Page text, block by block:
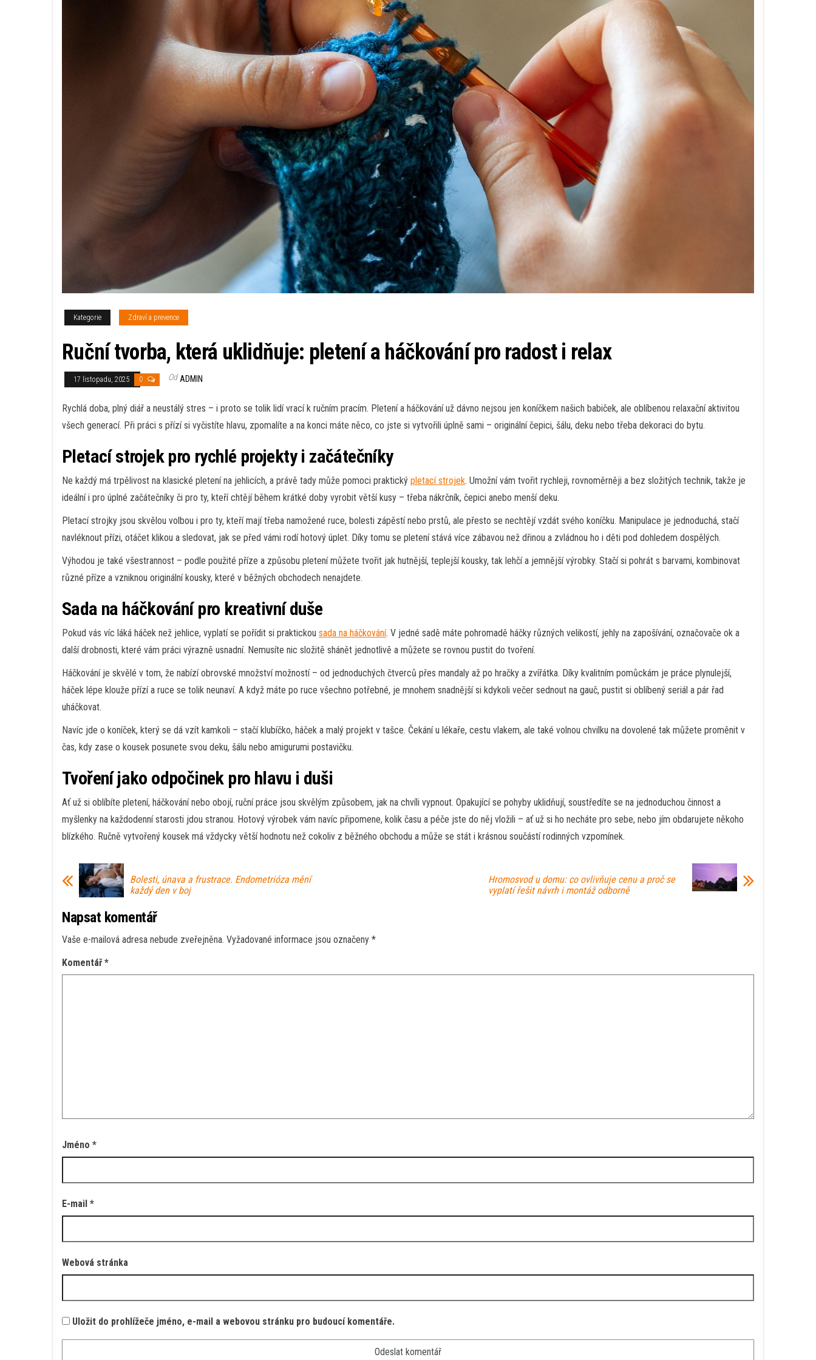
Kategorie Zdraví a prevence
Ruční tvorba, která uklidňuje: pletení a háčkování pro radost i relax
17 listopadu, 2025 0 Od ADMIN
Rychlá doba, plný diář a neustálý stres – i proto se tolik lidí vrací k ručním pracím. Pletení a háčkování už dávno nejsou jen koníčkem našich babiček, ale oblíbenou relaxační aktivitou
všech generací. Při práci s přízí si vyčistíte hlavu, zpomalíte a na konci máte něco, co jste si vytvořili úplně sami – originální čepici, šálu, deku nebo třeba dekoraci do bytu.
Pletací strojek pro rychlé projekty i začátečníky
Ne každý má trpělivost na klasické pletení na jehlicích, a právě tady může pomoci praktický pletací strojek. Umožní vám tvořit rychleji, rovnoměrněji a bez složitých technik, takže je
ideální i pro úplné začátečníky či pro ty, kteří chtějí během krátké doby vyrobit větší kusy – třeba nákrčník, čepici anebo menší deku.
Pletací strojky jsou skvělou volbou i pro ty, kteří mají třeba namožené ruce, bolesti zápěstí nebo prstů, ale přesto se nechtějí vzdát svého koníčku. Manipulace je jednoduchá, stačí
navléknout přízi, otáčet klikou a sledovat, jak se před vámi rodí hotový úplet. Díky tomu se pletení stává více zábavou než dřinou a zvládnou ho i děti pod dohledem dospělých.
Výhodou je také všestrannost – podle použité příze a způsobu pletení můžete tvořit jak hutnější, teplejší kousky, tak lehčí a jemnější výrobky. Stačí si pohrát s barvami, kombinovat
různé příze a vzniknou originální kousky, které v běžných obchodech nenajdete.
Sada na háčkování pro kreativní duše
Pokud vás víc láká háček než jehlice, vyplatí se pořídit si praktickou sada na háčkování. V jedné sadě máte pohromadě háčky různých velikostí, jehly na zapošívání, označovače ok a
další drobnosti, které vám práci výrazně usnadní. Nemusíte nic složitě shánět jednotlivě a můžete se rovnou pustit do tvoření.
Háčkování je skvělé v tom, že nabízí obrovské množství možností – od jednoduchých čtverců přes mandaly až po hračky a zvířátka. Díky kvalitním pomůckám je práce plynulejší,
háček lépe klouže přízí a ruce se tolik neunaví. A když máte po ruce všechno potřebné, je mnohem snadnější si kdykoli večer sednout na gauč, pustit si oblíbený seriál a pár řad
uháčkovat.
Navíc jde o koníček, který se dá vzít kamkoli – stačí klubíčko, háček a malý projekt v tašce. Čekání u lékaře, cestu vlakem, ale také volnou chvilku na dovolené tak můžete proměnit v
čas, kdy zase o kousek posunete svou deku, šálu nebo amigurumi postavičku.
Tvoření jako odpočinek pro hlavu i duši
Ať už si oblíbíte pletení, háčkování nebo obojí, ruční práce jsou skvělým způsobem, jak na chvíli vypnout. Opakující se pohyby uklidňují, soustředíte se na jednoduchou činnost a
myšlenky na každodenní starosti jdou stranou. Hotový výrobek vám navíc připomene, kolik času a péče jste do něj vložili – ať už si ho necháte pro sebe, nebo jím obdarujete někoho
blízkého. Ručně vytvořený kousek má vždycky větší hodnotu než cokoliv z běžného obchodu a může se stát i krásnou součástí rodinných vzpomínek.
Bolesti, únava a frustrace. Endometrióza mění
každý den v boj
Hromosvod u domu: co ovlivňuje cenu a proč se
vyplatí řešit návrh i montáž odborně
Napsat komentář
Vaše e-mailová adresa nebude zveřejněna. Vyžadované informace jsou označeny *
Komentář*
Jméno *
E-mail *
Webová stránka
Uložit do prohlížeče jméno, e-mail a webovou stránku pro budoucí komentáře.